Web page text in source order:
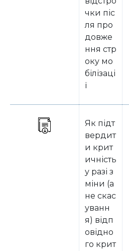
чки піс
ля про
довже
ння стр
оку мо
білізаці
ї
Як підт
вердит
и крит
ичність
у разі з
міни (а
не скас
уванн
я) відп
овідно
го крит